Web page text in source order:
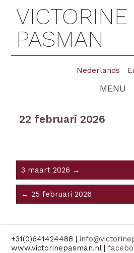
VICTORINE
PASMAN
Nederlands
MENU
22 februari 2026
3 maart 2026 →
← 25 februari 2026
+31(0)641424488 |
www.victorinepasman.nl |